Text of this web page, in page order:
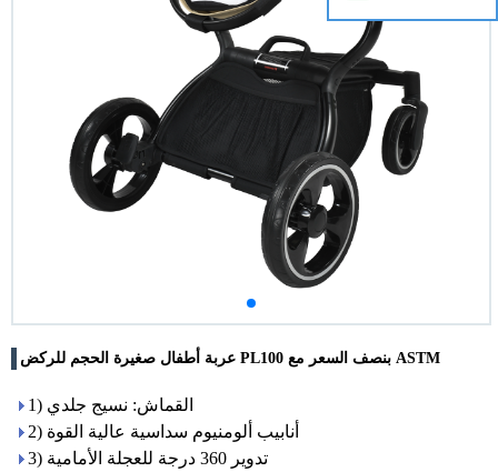
عربة أطفال صغيرة الحجم للركض PL100 بنصف السعر مع ASTM
1) القماش: نسيج جلدي
2) أنابيب ألومنيوم سداسية عالية القوة
3) تدوير 360 درجة للعجلة الأمامية